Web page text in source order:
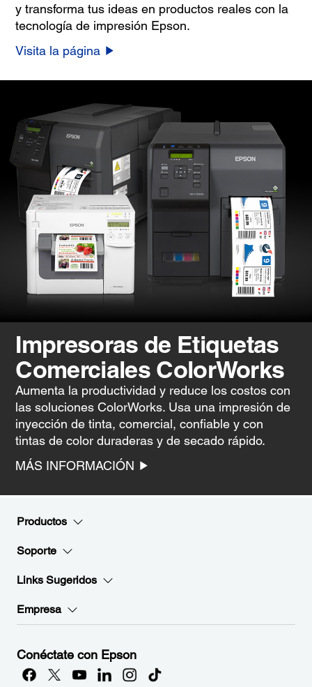
y transforma tus ideas en productos reales con la
tecnología de impresión Epson.
Visita la página
Impresoras de Etiquetas
Comerciales ColorWorks
Aumenta la productividad y reduce los costos con
las soluciones ColorWorks. Usa una impresión de
inyección de tinta, comercial, confiable y con
tintas de color duraderas y de secado rápido.
MÁS INFORMACIÓN
Productos
Soporte
Links Sugeridos
Empresa
Conéctate con Epson